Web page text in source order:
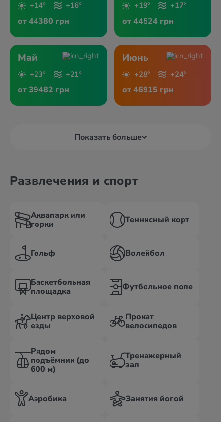
+14° +16°
от 44380 грн
+19° +17°
от 44524 грн
Май
+23° +21°
от 39482 грн
Июнь
+28° +24°
от 46915 грн
Показать больше
Развлечения и спорт
Аквапарк или
горки
Теннисный корт
Гольф Волейбол
Баскетбольная
площадка
Футбольное поле
Центр верховой
езды
Прокат
велосипедов
Рядом
подъёмник (до
600 м)
Тренажерный
зал
Аэробика Занятия йогой